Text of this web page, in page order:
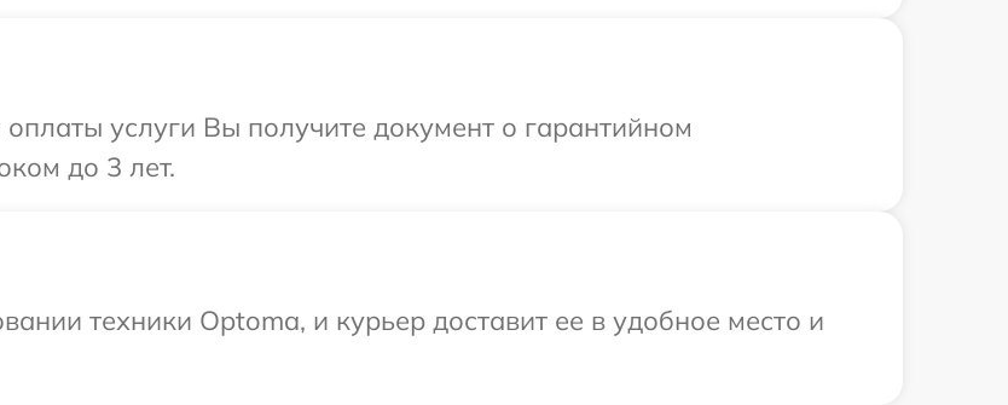
оплаты услуги Вы получите документ о гарантийном
до 3 лет.
техники Optoma, и курьер доставит ее в удобное место и